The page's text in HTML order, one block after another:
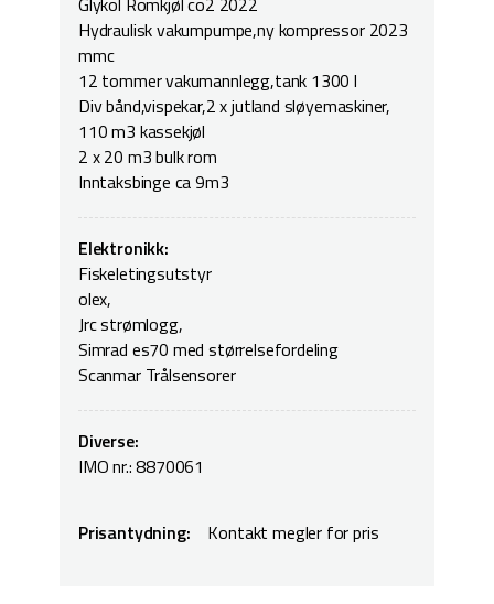
Hydraulisk vakumpumpe,ny kompressor 2023
mmc
12 tommer vakumannlegg,tank 1300 l
Div bånd,vispekar,2 x jutland sløyemaskiner,
110 m3 kassekjøl
2 x 20 m3 bulk rom
Inntaksbinge ca 9m3
Elektronikk:
Fiskeletingsutstyr
olex,
Jrc strømlogg,
Simrad es70 med størrelsefordeling
Scanmar Trålsensorer
Diverse:
IMO nr.: 8870061
Prisantydning: Kontakt megler for pris